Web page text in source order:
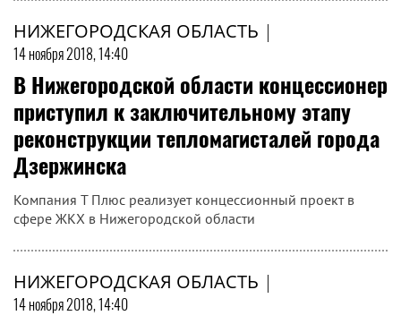
НИЖЕГОРОДСКАЯ ОБЛАСТЬ |
14 ноября 2018, 14:40
В Нижегородской области концессионер
приступил к заключительному этапу
реконструкции тепломагисталей города
Дзержинска
Компания Т Плюс реализует концессионный проект в
сфере ЖКХ в Нижегородской области
НИЖЕГОРОДСКАЯ ОБЛАСТЬ |
14 ноября 2018, 14:40